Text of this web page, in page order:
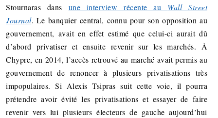
Stournaras dans une interview récente au Wall Street
Journal. Le banquier central, connu pour son opposition au
gouvernement, avait en effet estimé que celui-ci aurait dû
d’abord privatiser et ensuite revenir sur les marchés. À
Chypre, en 2014, l’accès retrouvé au marché avait permis au
gouvernement de renoncer à plusieurs privatisations très
impopulaires. Si Alexis Tsipras suit cette voie, il pourra
prétendre avoir évité les privatisations et essayer de faire
revenir vers lui plusieurs électeurs de gauche aujourd’hui